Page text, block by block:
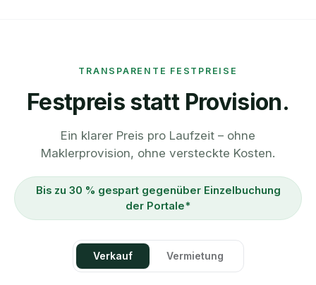
TRANSPARENTE FESTPREISE
Festpreis statt Provision.
Ein klarer Preis pro Laufzeit – ohne
Maklerprovision, ohne versteckte Kosten.
Bis zu 30 % gespart gegenüber Einzelbuchung
der Portale*
Verkauf Vermietung